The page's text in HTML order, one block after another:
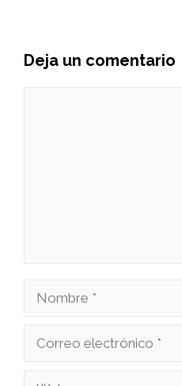
Deja un comentario
Nombre
Correo
Web